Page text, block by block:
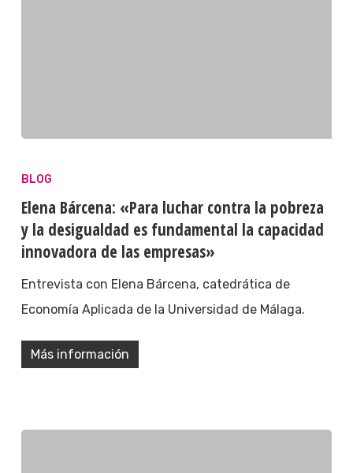
BLOG
Elena Bárcena: «Para luchar contra la pobreza
y la desigualdad es fundamental la capacidad
innovadora de las empresas»
Entrevista con Elena Bárcena, catedrática de
Economía Aplicada de la Universidad de Málaga.
Más información